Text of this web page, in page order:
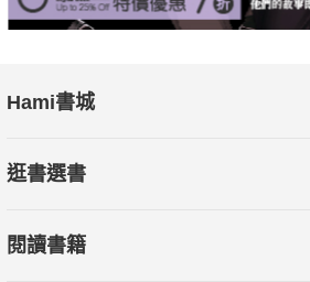
Hami書城
逛書選書
閱讀書籍